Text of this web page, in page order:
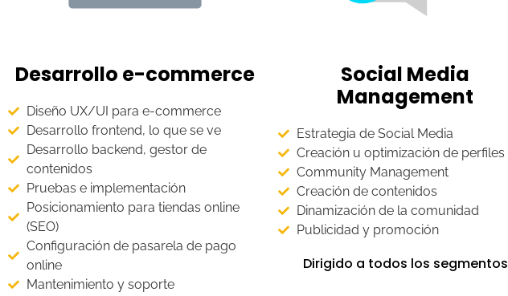
Desarrollo e-commerce
Diseño UX/UI para e-commerce
Desarrollo frontend, lo que se ve
Desarrollo backend, gestor de
contenidos
Pruebas e implementación
Posicionamiento para tiendas online
(SEO)
Configuración de pasarela de pago
online
Mantenimiento y soporte
Social Media
Management
Estrategia de Social Media
Creación u optimización de perfiles
Community Management
Creación de contenidos
Dinamización de la comunidad
Publicidad y promoción
Dirigido a todos los segmentos